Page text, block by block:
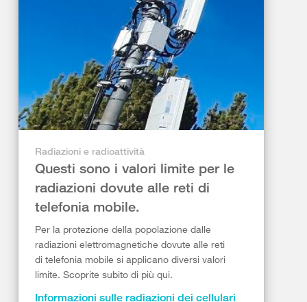
Radiazioni e radioattività
Questi sono i valori limite per le
radiazioni dovute alle reti di
telefonia mobile.
Per la protezione della popolazione dalle
radiazioni elettromagnetiche dovute alle reti
di telefonia mobile si applicano diversi valori
limite. Scoprite subito di più qui.
Informazioni sulle radiazioni dei cellulari